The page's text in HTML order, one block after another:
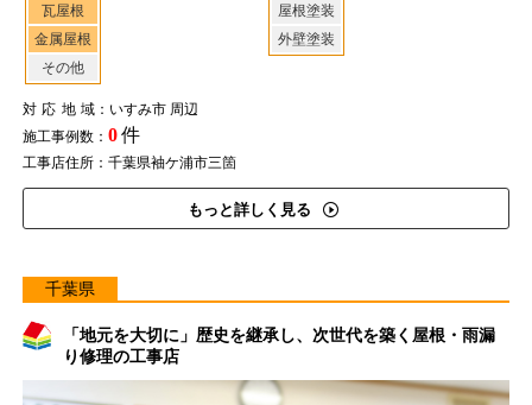
瓦屋根
金属屋根
その他
屋根塗装
外壁塗装
対応地域：いすみ市 周辺
施工事例数： 0件
工事店住所：千葉県袖ケ浦市三箇
もっと詳しく見る
千葉県
「地元を大切に」歴史を継承し、次世代を築く屋根・雨漏
り修理の工事店